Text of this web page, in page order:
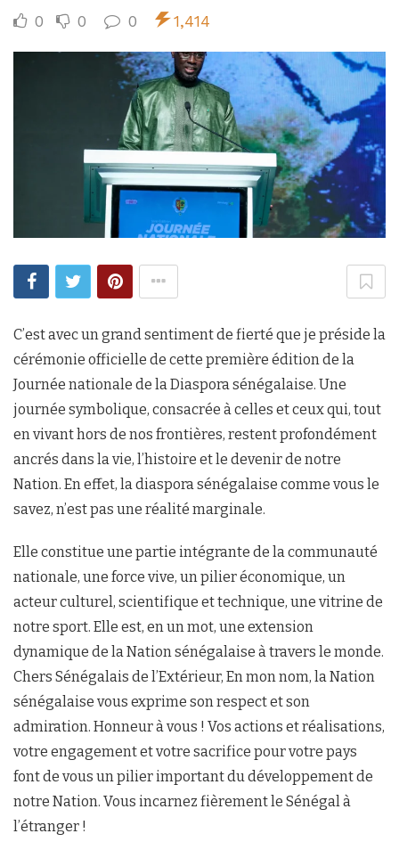
0 0 0 1,414
C’est avec un grand sentiment de fierté que je préside la
cérémonie officielle de cette première édition de la
Journée nationale de la Diaspora sénégalaise. Une
journée symbolique, consacrée à celles et ceux qui, tout
en vivant hors de nos frontières, restent profondément
ancrés dans la vie, l’histoire et le devenir de notre
Nation. En effet, la diaspora sénégalaise comme vous le
savez, n’est pas une réalité marginale.
Elle constitue une partie intégrante de la communauté
nationale, une force vive, un pilier économique, un
acteur culturel, scientifique et technique, une vitrine de
notre sport. Elle est, en un mot, une extension
dynamique de la Nation sénégalaise à travers le monde.
Chers Sénégalais de l’Extérieur, En mon nom, la Nation
sénégalaise vous exprime son respect et son
admiration. Honneur à vous ! Vos actions et réalisations,
votre engagement et votre sacrifice pour votre pays
font de vous un pilier important du développement de
notre Nation. Vous incarnez fièrement le Sénégal à
l’étranger !